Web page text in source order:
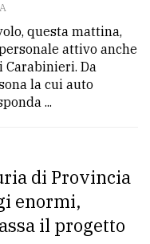
questa mattina,
attivo anche
Da
la cui auto
...
di Provincia
enormi,
il progetto